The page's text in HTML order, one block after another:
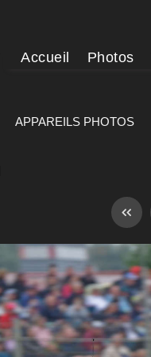
Accueil Photos
APPAREILS PHOTOS